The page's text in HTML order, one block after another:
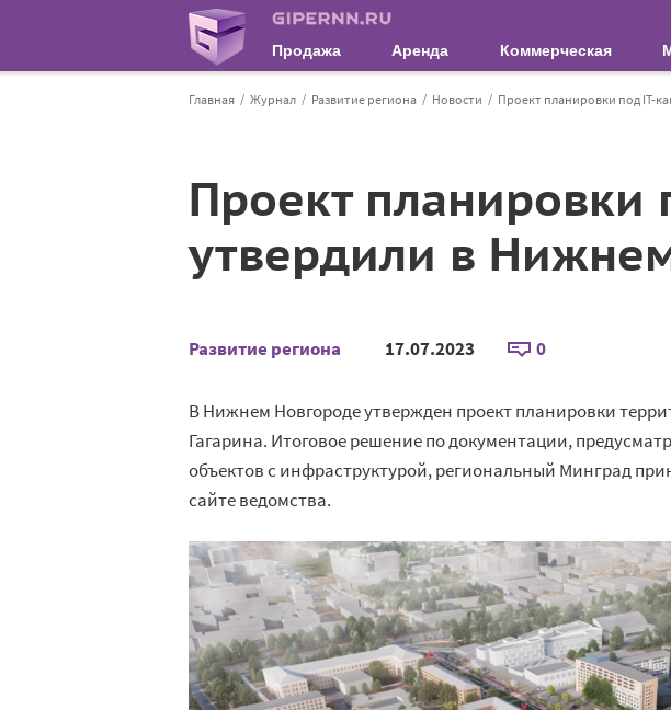
Продажа Аренда Коммерческая
Главная Журнал Развитие региона Новости Проект планировки под IT-
Проект планировки
утвердили в
Развитие региона 17.07.2023 0
В Нижнем Новгороде утвержден проект планировки
Гагарина. Итоговое решение по документации,
объектов с инфраструктурой, региональный Минград
сайте ведомства.